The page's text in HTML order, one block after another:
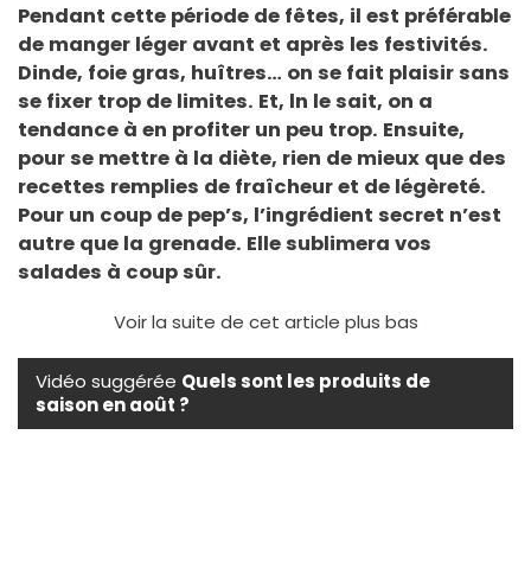
Pendant cette période de fêtes, il est préférable
de manger léger avant et après les festivités.
Dinde, foie gras, huîtres… on se fait plaisir sans
se fixer trop de limites. Et, ln le sait, on a
tendance à en profiter un peu trop. Ensuite,
pour se mettre à la diète, rien de mieux que des
recettes remplies de fraîcheur et de légèreté.
Pour un coup de pep’s, l’ingrédient secret n’est
autre que la grenade. Elle sublimera vos
salades à coup sûr.
Voir la suite de cet article plus bas
Vidéo suggérée Quels sont les produits de
saison en août ?